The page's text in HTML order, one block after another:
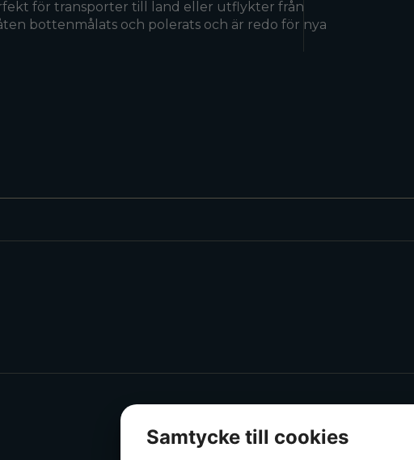
för transporter till land eller utflykter från
bottenmålats och polerats och är redo för nya
Samtycke till cookies